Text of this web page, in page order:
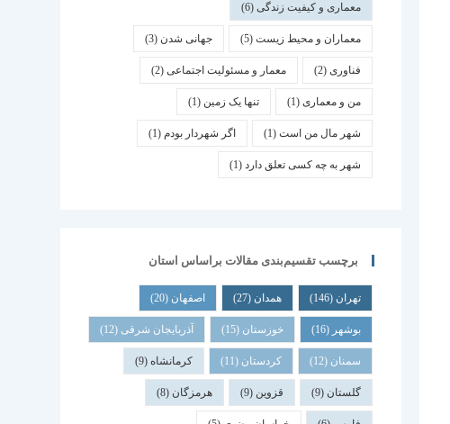
معماری و کیفیت زندگی(6)
معماران و محیط زیست(5) جهانی شدن (3)
فناوری(2) معمار و مسئولیت اجتماعی(2)
من و معماری(1) تنها یک زمین (1)
شهر مال من است(1) اگر شهردار بودم (1)
شهر به چه کسی تعلق دارد(1)
برچسب تقسیم‌بندی مقالات براساس استان
تهران (146) همدان (27) اصفهان (20)
بوشهر (16) خوزستان (15) آذربایجان شرقی (12)
سمنان (12) کردستان (11) کرمانشاه(9)
گلستان (9) قزوین (9) هرمزگان (8)